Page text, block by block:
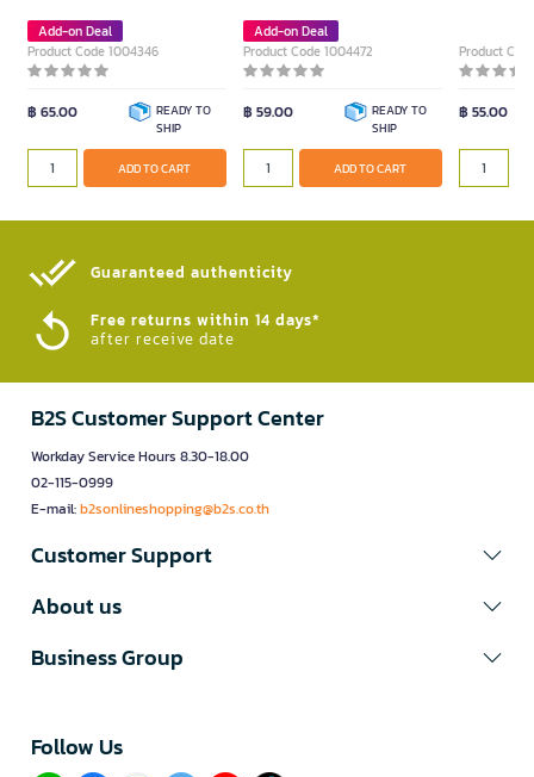
Add-on Deal
Product Code 1004346
฿ 65.00
READY TO
SHIP
ADD TO CART
Add-on Deal
Product Code 1004472
฿ 59.00
READY TO
SHIP
ADD TO CART
Product
฿ 55.00
Guaranteed authenticity​
Free returns within 14 days*
after receive date
B2S Customer Support Center
Workday Service Hours 8.30-18.00
02-115-0999
E-mail:b2sonlineshopping@b2s.co.th
Customer Support
About us
Business Group
Follow Us​